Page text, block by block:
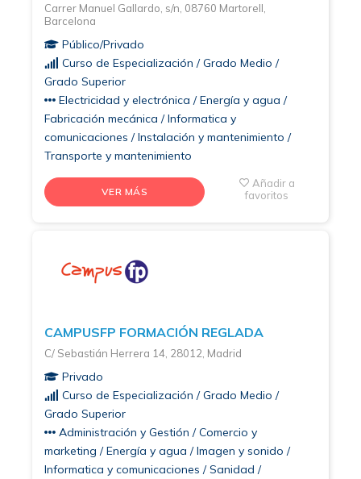
Carrer Manuel Gallardo, s/n, 08760 Martorell,
Barcelona
Público/Privado
Curso de Especialización / Grado Medio /
Grado Superior
Electricidad y electrónica / Energía y agua /
Fabricación mecánica / Informatica y
comunicaciones / Instalación y mantenimiento /
Transporte y mantenimiento
VER MÁS
Añadir a
favoritos
CAMPUSFP FORMACIÓN REGLADA
C/ Sebastián Herrera 14, 28012, Madrid
Privado
Curso de Especialización / Grado Medio /
Grado Superior
Administración y Gestión / Comercio y
marketing / Energía y agua / Imagen y sonido /
Informatica y comunicaciones / Sanidad /